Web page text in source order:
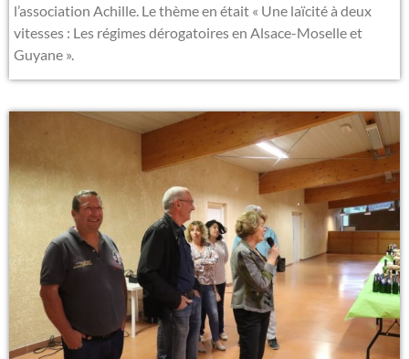
l’association Achille. Le thème en était « Une laïcité à deux
vitesses : Les régimes dérogatoires en Alsace-Moselle et
Guyane ».